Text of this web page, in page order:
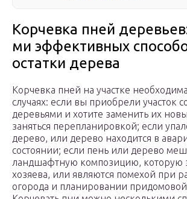
Корчевка пней
ми эффективных
остатки дерева
Корчевка пней на участке
случаях: если вы приобрели участок
деревьями и хотите заменить их
заняться перепланировкой; если
дерево, или дерево находится в
состоянии; если пень или дерево
ландшафтную композицию, которую
хозяева, или являются помехой при
огорода и планировании